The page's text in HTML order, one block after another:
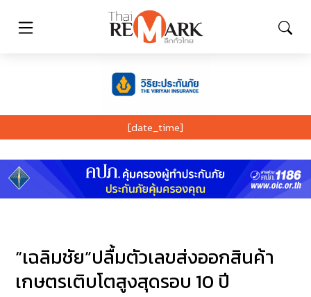
[date_time]
“เฉลิมชัย”ปลื้มตัวเลขส่งออกสินค้า
เกษตรเติบโตสูงสุดรอบ 10 ปี